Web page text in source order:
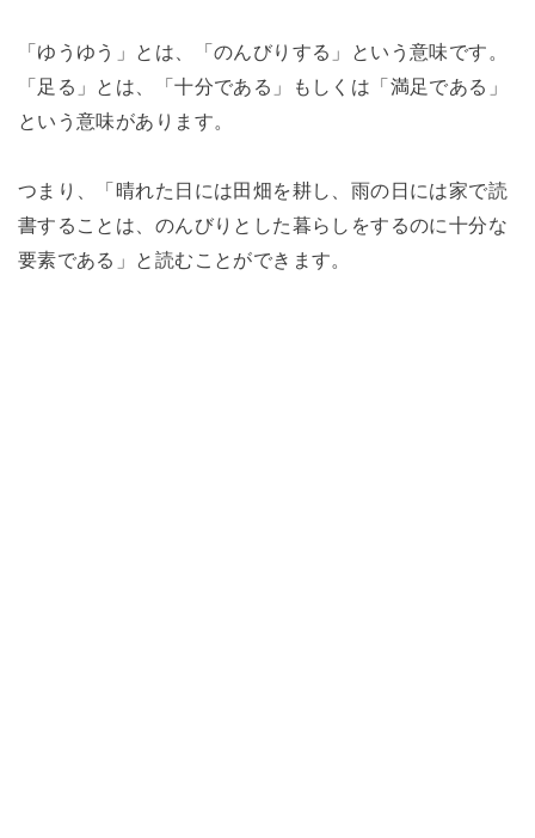
「ゆうゆう」とは、「のんびりする」という意味です。
「足る」とは、「十分である」もしくは「満足である」
という意味があります。
つまり、「晴れた日には田畑を耕し、雨の日には家で読
書することは、のんびりとした暮らしをするのに十分な
要素である」と読むことができます。